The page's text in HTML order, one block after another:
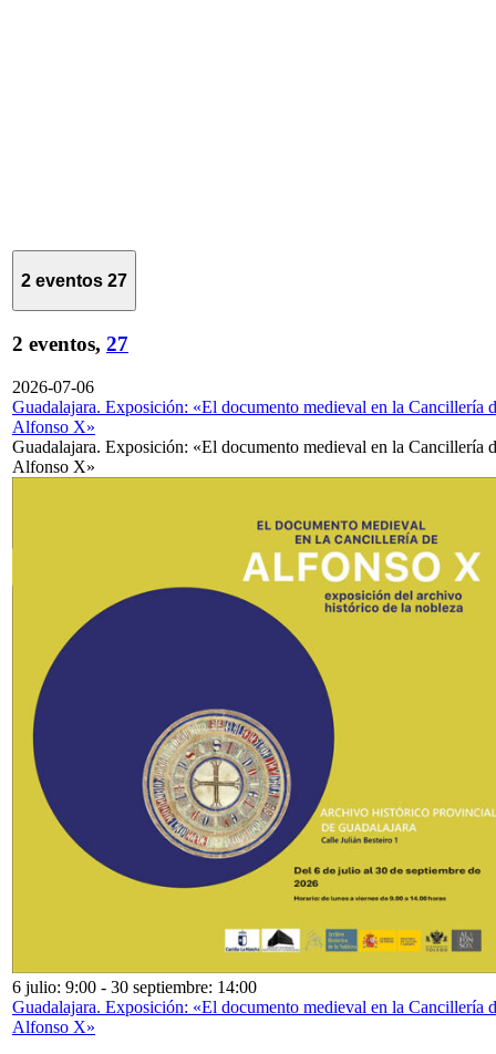
2 eventos 27
2 eventos, 27
2026-07-06
Guadalajara. Exposición: «El documento medieval en la Cancillería
Alfonso X»
Guadalajara. Exposición: «El documento medieval en la Cancillería
Alfonso X»
6 julio: 9:00 - 30 septiembre: 14:00
Guadalajara. Exposición: «El documento medieval en la Cancillería
Alfonso X»